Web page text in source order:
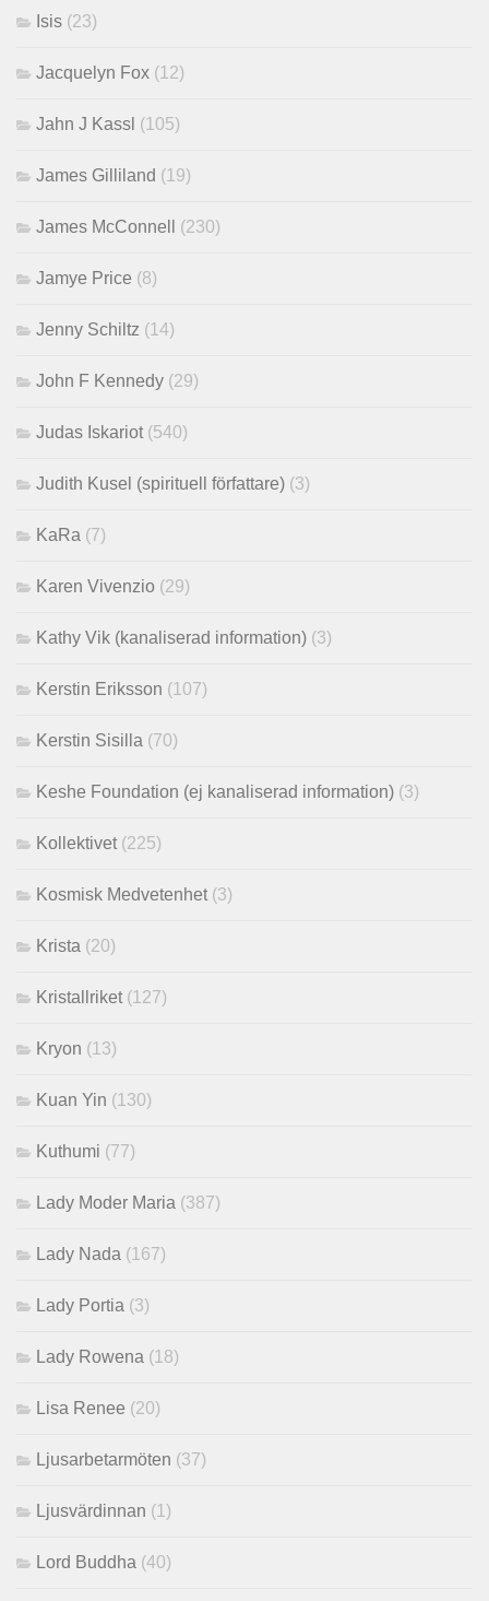
Isis (23)
Jacquelyn Fox (12)
Jahn J Kassl (105)
James Gilliland (19)
James McConnell (230)
Jamye Price (8)
Jenny Schiltz (14)
John F Kennedy (29)
Judas Iskariot(540)
Judith Kusel (spirituell författare) (3)
KaRa (7)
Karen Vivenzio (29)
Kathy Vik (kanaliserad information) (3)
Kerstin Eriksson (107)
Kerstin Sisilla (70)
Keshe Foundation (ej kanaliserad information) (3)
Kollektivet(225)
Kosmisk Medvetenhet(3)
Krista (20)
Kristallriket(127)
Kryon (13)
Kuan Yin (130)
Kuthumi (77)
Lady Moder Maria (387)
Lady Nada (167)
Lady Portia (3)
Lady Rowena (18)
Lisa Renee (20)
Ljusarbetarmöten (37)
Ljusvärdinnan (1)
Lord Buddha (40)